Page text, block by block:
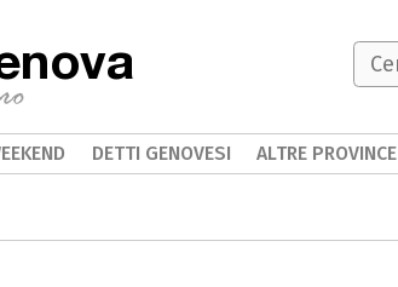
DETTI GENOVESI ALTRE PROVINCE